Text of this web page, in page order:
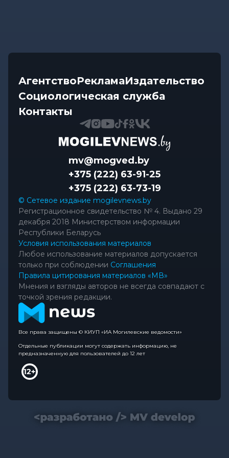
АгентствоРекламаИздательство
Социологическая служба
Контакты
mv@mogved.by
+375 (222) 63-91-25
+375 (222) 63-73-19
© Сетевое издание mogilevnews.by
Регистрационное свидетельство № 4. Выдано 29
декабря 2018 Министерством информации
Республики Беларусь
Условия использования материалов
Любое использование материалов допускается
только при соблюдении Соглашения
Правила цитирования материалов «МВ»
Мнения и взгляды авторов не всегда совпадают с
точкой зрения редакции.
Все права защищены © КИУП «ИА Могилевские ведомости»
Отдельные публикации могут содержать информацию, не
предназначенную для пользователей до 12 лет